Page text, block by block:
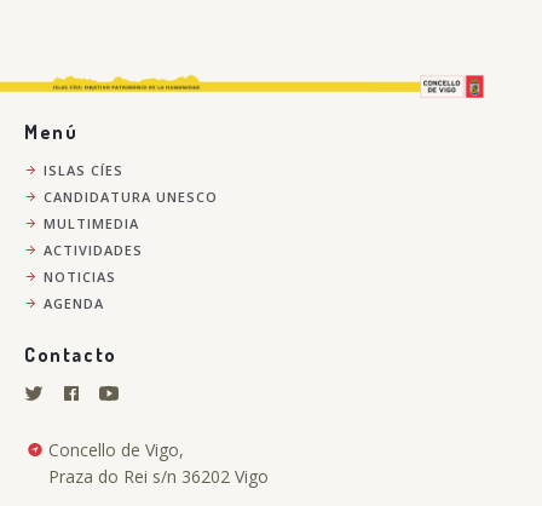
Menú
ISLAS CÍES
CANDIDATURA UNESCO
MULTIMEDIA
ACTIVIDADES
NOTICIAS
AGENDA
Contacto
Concello de Vigo,
Praza do Rei s/n 36202 Vigo